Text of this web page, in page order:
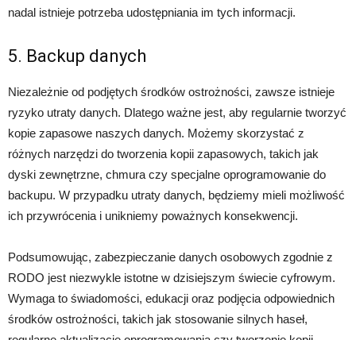
nadal istnieje potrzeba udostępniania im tych informacji.
5. Backup danych
Niezależnie od podjętych środków ostrożności, zawsze istnieje
ryzyko utraty danych. Dlatego ważne jest, aby regularnie tworzyć
kopie zapasowe naszych danych. Możemy skorzystać z
różnych narzędzi do tworzenia kopii zapasowych, takich jak
dyski zewnętrzne, chmura czy specjalne oprogramowanie do
backupu. W przypadku utraty danych, będziemy mieli możliwość
ich przywrócenia i unikniemy poważnych konsekwencji.
Podsumowując, zabezpieczanie danych osobowych zgodnie z
RODO jest niezwykle istotne w dzisiejszym świecie cyfrowym.
Wymaga to świadomości, edukacji oraz podjęcia odpowiednich
środków ostrożności, takich jak stosowanie silnych haseł,